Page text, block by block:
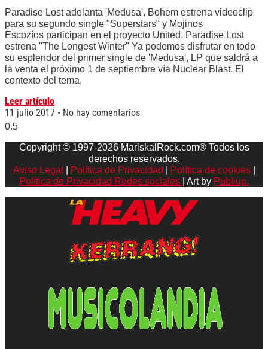
Paradise Lost adelanta 'Medusa', Bohem estrena videoclip
para su segundo single "Superstars" y Mojinos
Escozíos participan en el proyecto United. Paradise Lost
estrena "The Longest Winter" Ya podemos disfrutar en todo
su esplendor del primer single de 'Medusa', LP que saldrá a
la venta el próximo 1 de septiembre vía Nuclear Blast. El
contexto del tema,
Leer artículo
11 julio 2017
No hay comentarios
Copyright © 1997-2026 MariskalRock.com® Todos los
derechos reservados.
Aviso Legal
Política de Privacidad Política de cookies|
Política de Privacidad Redes sociales
| Art by Publiup.